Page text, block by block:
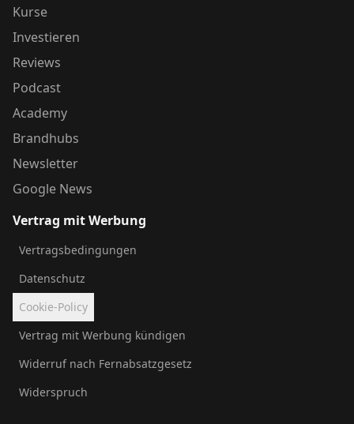
Kurse
Investieren
Reviews
Podcast
Academy
Brandhubs
Newsletter
Google News
Vertrag mit Werbung
Vertragsbedingungen
Datenschutz
Cookie-Policy
Vertrag mit Werbung kündigen
Widerruf nach Fernabsatzgesetz
Widerspruch